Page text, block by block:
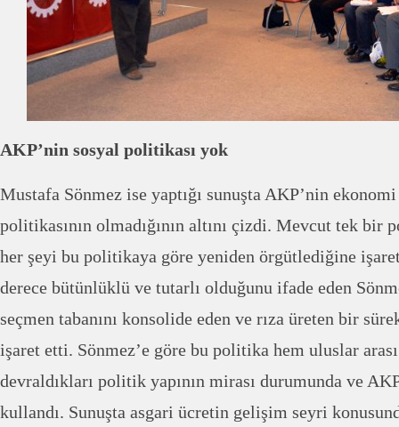
AKP’nin sosyal politikası yok
Mustafa Sönmez ise yaptığı sunuşta AKP’nin
politikasının olmadığının altını çizdi. Mevcut tek bir
her şeyi bu politikaya göre yeniden örgütlediğine
derece bütünlüklü ve tutarlı olduğunu ifade eden
seçmen tabanını konsolide eden ve rıza üreten bir
işaret etti. Sönmez’e göre bu politika hem uluslar
devraldıkları politik yapının mirası durumunda ve
kullandı. Sunuşta asgari ücretin gelişim seyri